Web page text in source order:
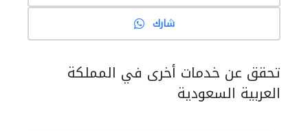
شارك
تحقق عن خدمات أخرى في المملكة
العربية السعودية